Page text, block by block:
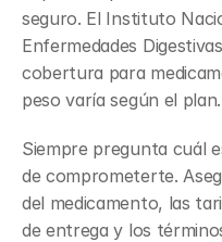
seguro. El Instituto
Enfermedades
cobertura para
peso varía según el plan.
Siempre pregunta cuál
de comprometerte.
del medicamento, las
de entrega y los